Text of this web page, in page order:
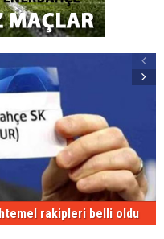
rakipleri belli oldu